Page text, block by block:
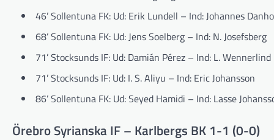
46’ Sollentuna FK: Ud: Erik Lundell – Ind: Johannes Danho
68’ Sollentuna FK: Ud: Jens Soelberg – Ind: N. Josefsberg
71’ Stocksunds IF: Ud: Damián Pérez – Ind: L. Wennerlind
71’ Stocksunds IF: Ud: I. S. Aliyu – Ind: Eric Johansson
86’ Sollentuna FK: Ud: Seyed Hamidi – Ind: Lasse
Örebro Syrianska IF – Karlbergs BK 1-1 (0-0)